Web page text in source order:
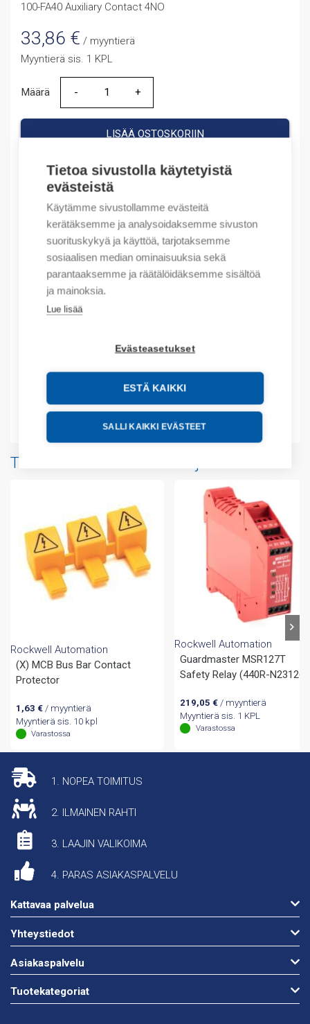
Tietoa sivustolla käytetyistä
evästeistä
Käytämme sivustollamme evästeitä
kerätäksemme ja analysoidaksemme sivuston
suorituskykyä ja käyttöä, tarjotaksemme
sosiaalisen median ominaisuuksia sekä
parantaaksemme ja räätälöidäksemme sisältöä
ja mainoksia.
Lue lisää
Evästeasetukset
ESTÄ KAIKKI
SALLI KAIKKI EVÄSTEET
100-FA40 Auxiliary Contact 4NO
33,86 € / myyntierä
Myyntierä sis. 1 KPL
Määrä
Määrä
LISÄÄ OSTOSKORIIN
Tilauskoodi: 100FA40
Product order number: 100FA40
Valmistajan tuotenumero: 100-FA40
Tuotteen tullikoodi: 85369040
Kuvaus
Liitteet
Tuotteita samalta valmistajalta
Rockwell Automation
(X) MCB Bus Bar Contact
Protector
1,63 €/ myyntierä
Myyntierä sis. 10 kpl
Varastossa
Rockwell Automation
Guardmaster MSR127T
Safety Relay (440R-N23126)
219,05 € / myyntierä
Myyntierä sis. 1 KPL
Varastossa
1. NOPEA TOIMITUS
2. ILMAINEN RAHTI
3. LAAJIN VALIKOIMA
4. PARAS ASIAKASPALVELU
Kattavaa palvelua
Yhteystiedot
Asiakaspalvelu
Tuotekategoriat